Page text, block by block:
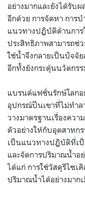
อย่างมากและยังได้รับ
อีกด้วย การจัดหา การ
แนวทางปฏิบัติด้านการ
ประสิทธิภาพสามารถช่
ใช้น้ำจึงกลายเป็นปัจจั
อีกทั้งยังกระตุ้นนวัตกร
แบรนด์แฟชั่นรักษ์โลกอ
อุปกรณ์ปีนเขาที่ไม่ทำล
วางมาตรฐานเรื่องคว
ตัวอย่างให้กับอุตสาหก
เป็นแนวทางปฏิบัติที่เป็
และจัดการปริมาณน้ำอ
ได้แก่ การใช้วัสดุรีไซเ
ปริมาณน้ำได้อย่างมาก